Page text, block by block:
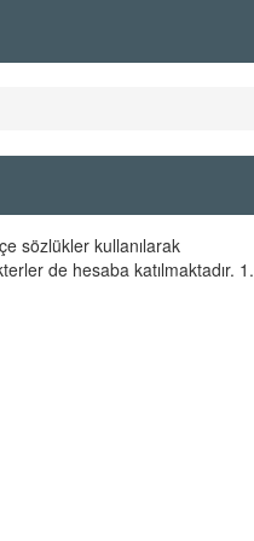
sözlükler kullanılarak
de hesaba katılmaktadır. 1.